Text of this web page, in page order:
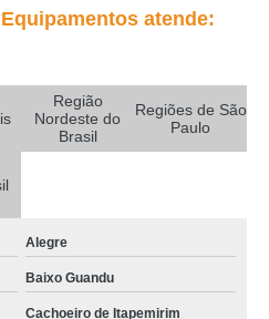
industrial 100 litros Jardim Avelino
Camboriú
litros Capão do Embira
Capão do Embira
Pechincha
Parque do Carmo
Cidade Tiradentes
atende:
Região
Nordeste do
Brasil
Regiões de São
Paulo
Alegre
Baixo Guandu
Cachoeiro de Itapemirim